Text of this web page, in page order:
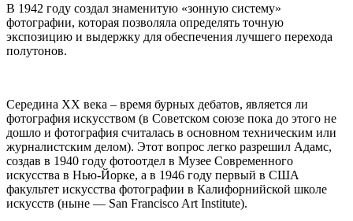
В 1942 году создал знаменитую «зонную систему»
фотографии, которая позволяла определять точную
экспозицию и выдержку для обеспечения лучшего перехода
полутонов.
Середина XX века – время бурных дебатов, является ли
фотография искусством (в Советском союзе пока до этого не
дошло и фотография считалась в основном техническим или
журналистским делом). Этот вопрос легко разрешил Адамс,
создав в 1940 году фотоотдел в Музее Современного
искусства в Нью-Йорке, а в 1946 году первый в США
факультет искусства фотографии в Калифорнийской школе
искусств (ныне — San Francisco Art Institute).